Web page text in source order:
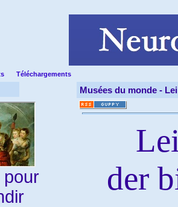
Téléchargements
pour
Musées du monde -
der